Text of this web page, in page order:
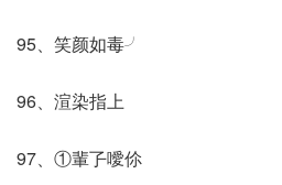
95、笑颜如毒╯
96、渲染指上
97、①輩孒噯伱